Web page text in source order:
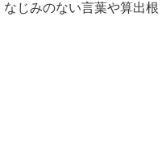
じみのない言葉や算出根